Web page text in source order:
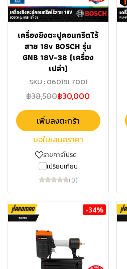
เครื่องยิงตะปูคอนกรีตไร้
สาย 18v BOSCH รุ่น
GNB 18V-38 (เครื่อง
เปล่า)
SKU : 06019L7001
฿38,500฿30,000
เพิ่มลงตะกร้า
ขอใบเสนอราคา
รายการโปรด
เปรียบเทียบ
(0)
-34%